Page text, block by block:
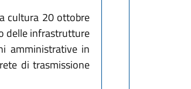
cultura 20 ottobre
delle infrastrutture
amministrative in
di trasmissione